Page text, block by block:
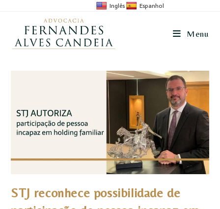
Inglês Espanhol
Menu
STJ reconhece possibilidade de